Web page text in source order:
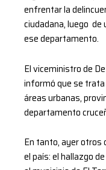
enfrentar la
ciudadana, luego
ese departamento.
El viceministro de
informó que se
áreas urbanas,
departamento
En tanto, ayer otros
el país: el hallazgo